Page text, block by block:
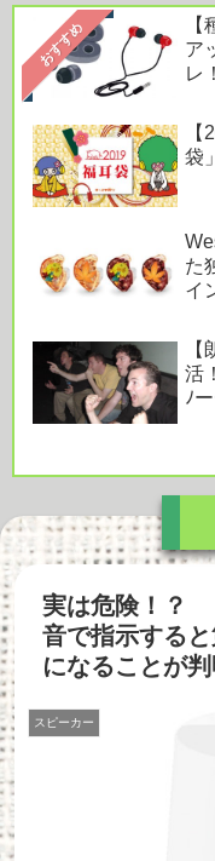
おすすめ
ア
レ
袋
た
イ
活
ﾉ
実は危険！？
音で指示する
になることが判
スピーカー